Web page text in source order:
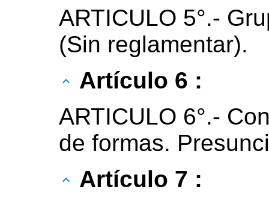
ARTICULO 5°.-
(Sin reglamentar).
Artículo 6 :
ARTICULO 6°.-
de formas.
Artículo 7 :